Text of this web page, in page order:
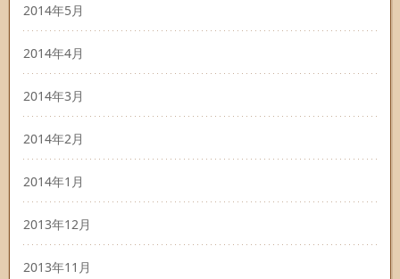
2014年5月
2014年4月
2014年3月
2014年2月
2014年1月
2013年12月
2013年11月